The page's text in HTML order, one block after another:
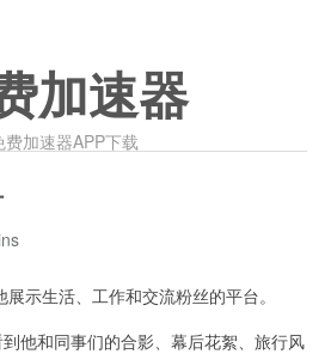
加速器
费加速器APP下载
生活、工作和交流粉丝的平台。
和同事们的合影、幕后花絮、旅行风